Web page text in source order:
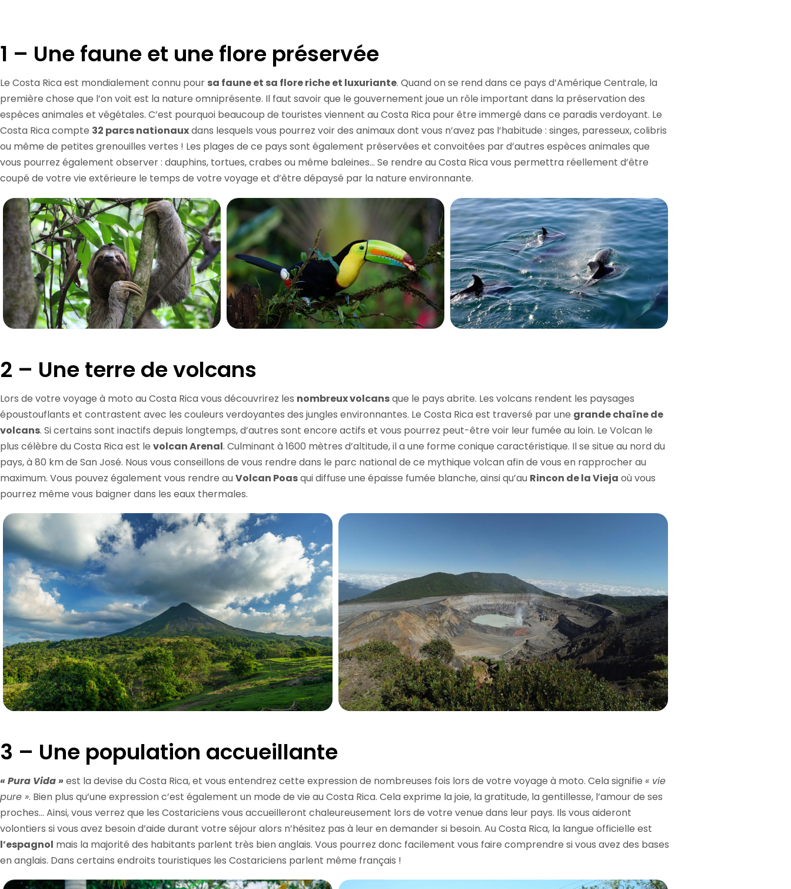
1 – Une faune et une flore préservée
Le Costa Rica est mondialement connu pour sa faune et sa flore riche et luxuriante. Quand on se rend dans ce pays d’Amérique Centrale, la
première chose que l’on voit est la nature omniprésente. Il faut savoir que le gouvernement joue un rôle important dans la préservation des
espèces animales et végétales. C’est pourquoi beaucoup de touristes viennent au Costa Rica pour être immergé dans ce paradis verdoyant. Le
Costa Rica compte 32 parcs nationauxdans lesquels vous pourrez voir des animaux dont vous n’avez pas l’habitude : singes, paresseux, colibris
ou même de petites grenouilles vertes ! Les plages de ce pays sont également préservées et convoitées par d’autres espèces animales que
vous pourrez également observer : dauphins, tortues, crabes ou même baleines… Se rendre au Costa Rica vous permettra réellement d’être
coupé de votre vie extérieure le temps de votre voyage et d’être dépaysé par la nature environnante.
2 – Une terre de volcans
Lors de votre voyage à moto au Costa Rica vous découvrirez les nombreux volcansque le pays abrite. Les volcans rendent les paysages
époustouflants et contrastent avec les couleurs verdoyantes des jungles environnantes. Le Costa Rica est traversé par une grande chaîne de
volcans. Si certains sont inactifs depuis longtemps, d’autres sont encore actifs et vous pourrez peut-être voir leur fumée au loin. Le Volcan le
plus célèbre du Costa Rica est le volcan Arenal. Culminant à 1600 mètres d’altitude, il a une forme conique caractéristique. Il se situe au nord du
pays, à 80 km de San José. Nous vous conseillons de vous rendre dans le parc national de ce mythique volcan afin de vous en rapprocher au
maximum. Vous pouvez également vous rendre auVolcan Poasqui diffuse une épaisse fumée blanche, ainsi qu’au Rincon de la Vieja où vous
pourrez même vous baigner dans les eaux thermales.
3 – Une population accueillante
« Pura Vida »est la devise du Costa Rica, et vous entendrez cette expression de nombreuses fois lors de votre voyage à moto. Cela signifie « vie
pure ». Bien plus qu’une expression c’est également un mode de vie au Costa Rica. Cela exprime la joie, la gratitude, la gentillesse, l’amour de ses
proches… Ainsi, vous verrez que les Costariciens vous accueilleront chaleureusement lors de votre venue dans leur pays. Ils vous aideront
volontiers si vous avez besoin d’aide durant votre séjour alors n’hésitez pas à leur en demander si besoin. Au Costa Rica, la langue officielle est
l’espagnol mais la majorité des habitants parlent très bien anglais. Vous pourrez donc facilement vous faire comprendre si vous avez des bases
en anglais. Dans certains endroits touristiques les Costariciens parlent même français !